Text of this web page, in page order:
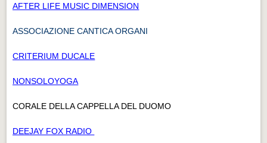
AFTER LIFE MUSIC DIMENSION
ASSOCIAZIONE CANTICA ORGANI
CRITERIUM DUCALE
NONSOLOYOGA
CORALE DELLA CAPPELLA DEL DUOMO
DEEJAY FOX RADIO